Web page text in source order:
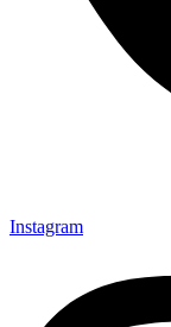
Instagram